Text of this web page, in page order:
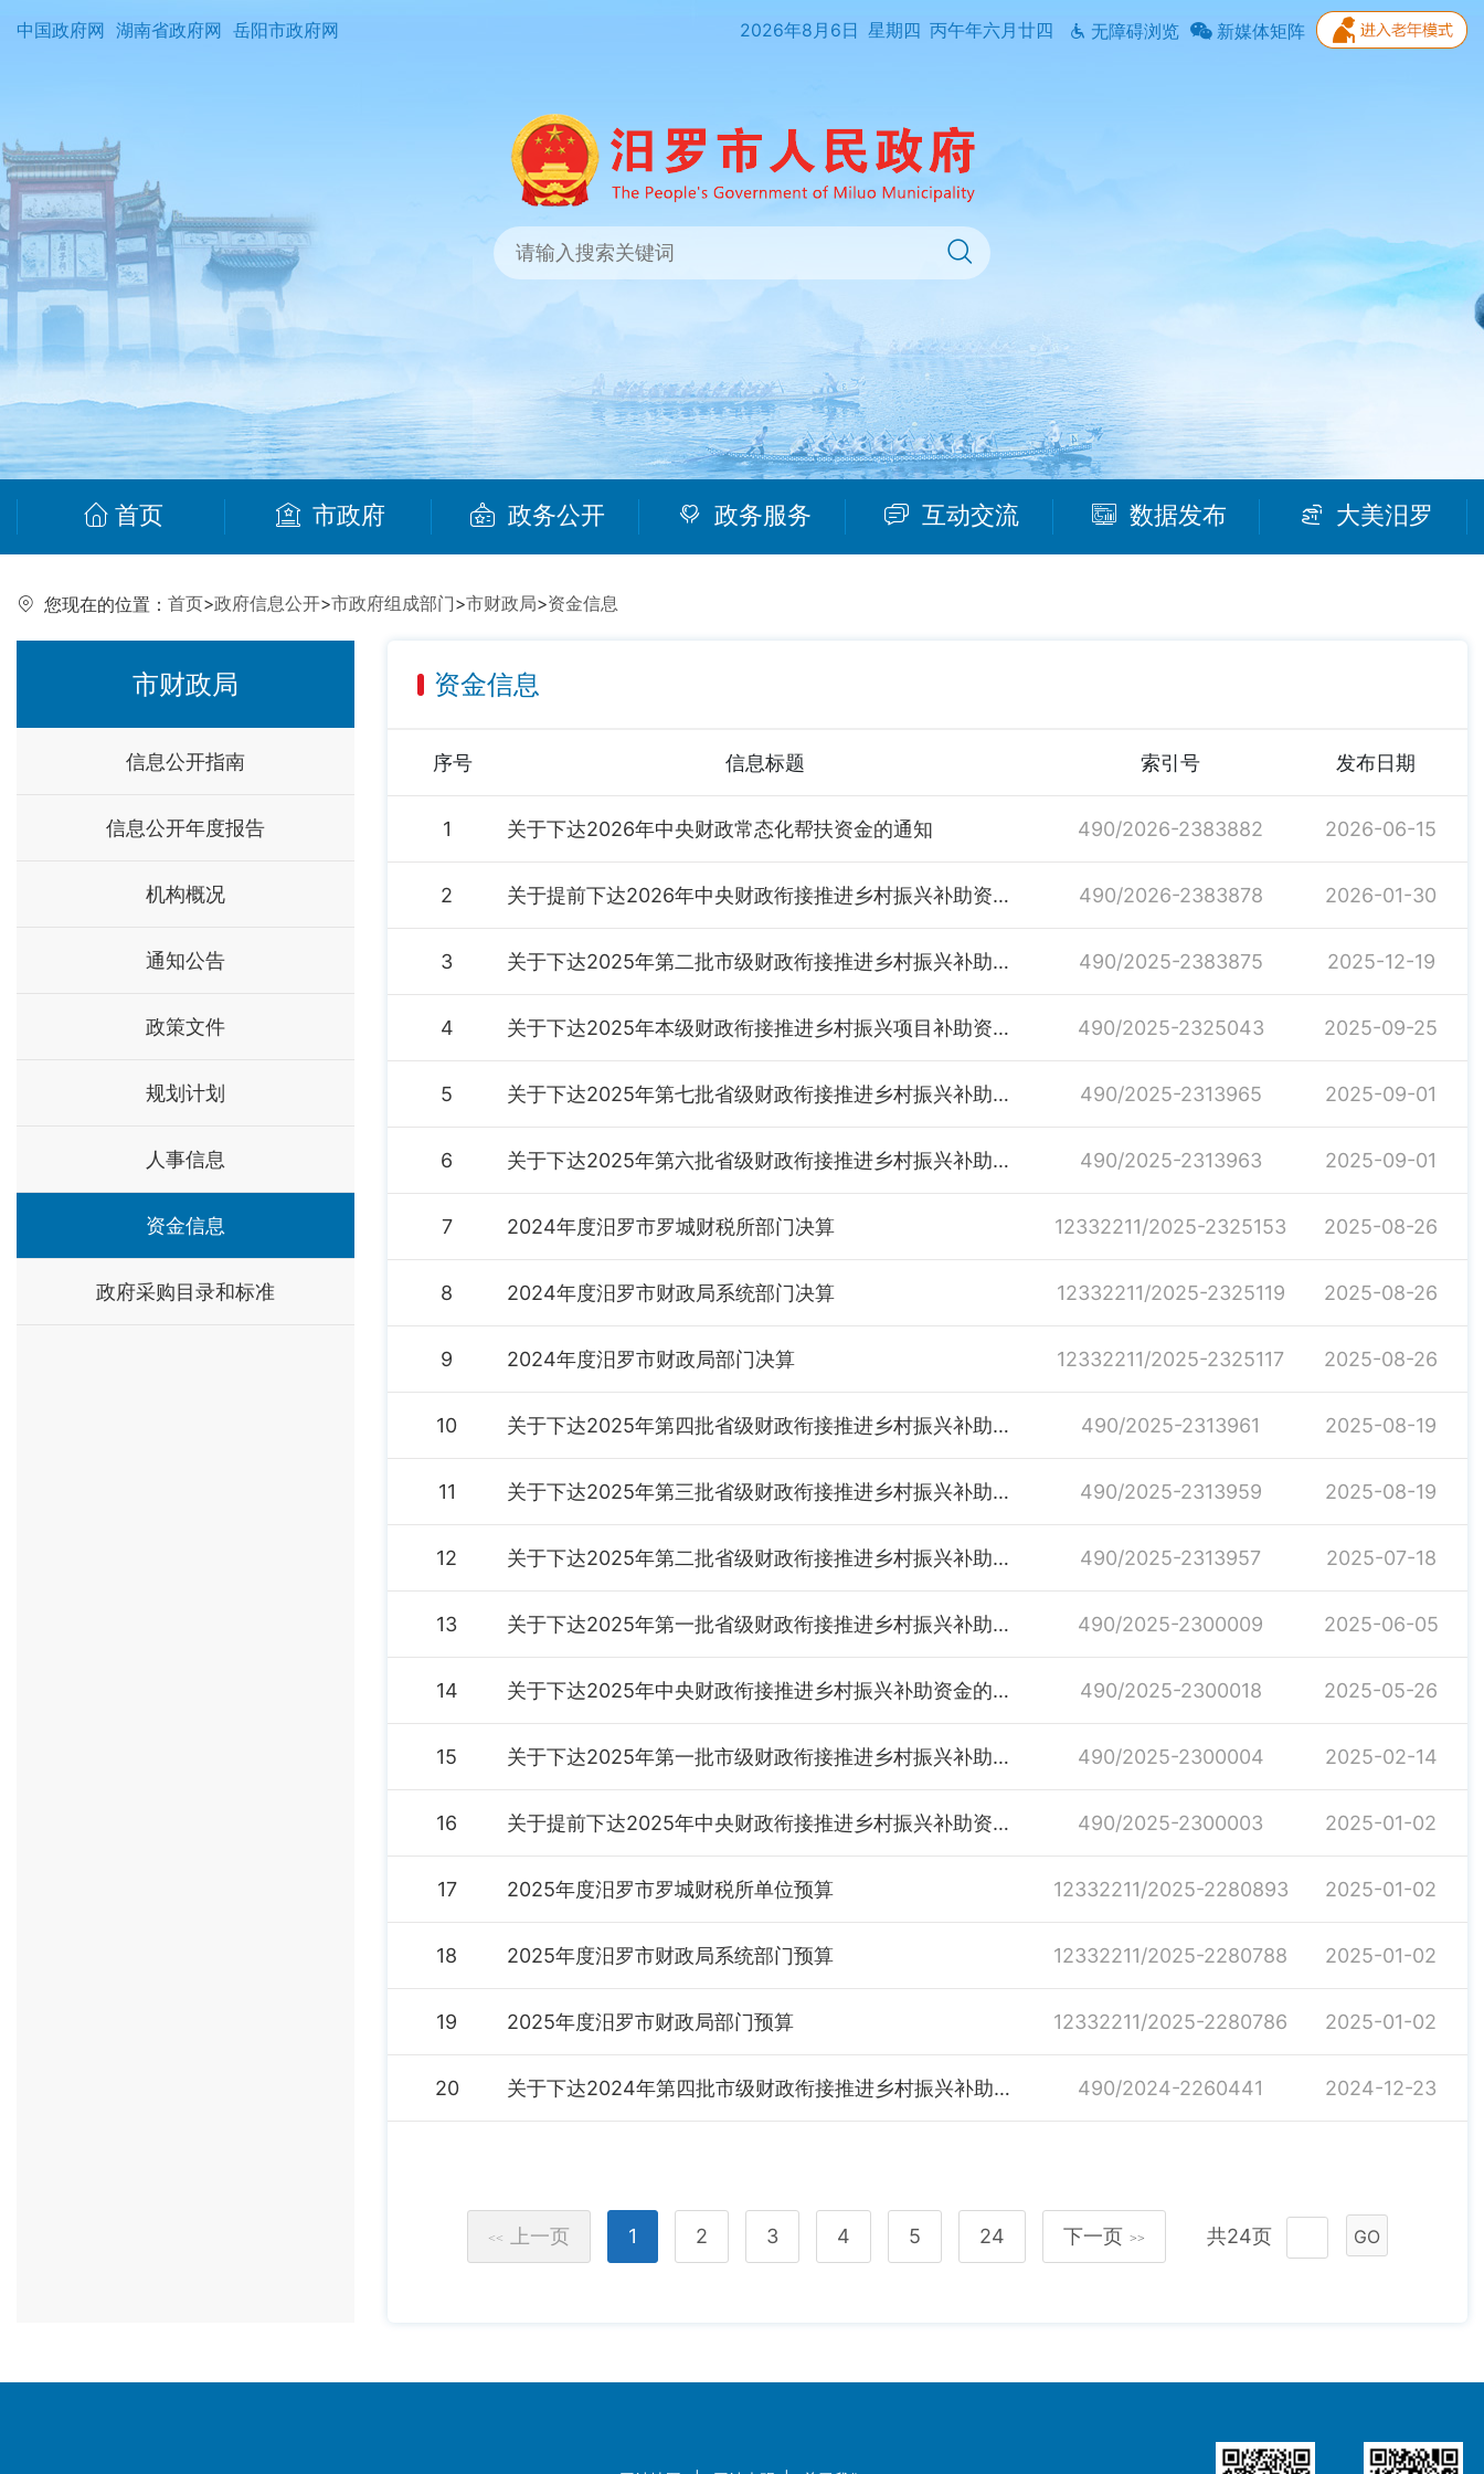
中国政府网 湖南省政府网 岳阳市政府网 2026年8月6日 星期四 丙午年六月廿四 无障碍浏览 新媒体矩阵
首页 市政府 政务公开 政务服务 互动交流 数据发布 大美汨罗
您现在的位置： 首页>政府信息公开>市政府组成部门>市财政局>资金信息
市财政局
信息公开指南
信息公开年度报告
机构概况
通知公告
政策文件
规划计划
人事信息
资金信息
政府采购目录和标准
资金信息
序号 信息标题 索引号 发布日期
1 关于下达2026年中央财政常态化帮扶资金的通知 490/2026-2383882 2026-06-15
2 关于提前下达2026年中央财政衔接推进乡村振兴补助资金的通知 490/2026-2383878 2026-01-30
3 关于下达2025年第二批市级财政衔接推进乡村振兴补助资金的通知 490/2025-2383875 2025-12-19
4 关于下达2025年本级财政衔接推进乡村振兴项目补助资金的通知 490/2025-2325043 2025-09-25
5 关于下达2025年第七批省级财政衔接推进乡村振兴补助资金的通知 490/2025-2313965 2025-09-01
6 关于下达2025年第六批省级财政衔接推进乡村振兴补助资金的通知 490/2025-2313963 2025-09-01
7 2024年度汨罗市罗城财税所部门决算 12332211/2025-2325153 2025-08-26
8 2024年度汨罗市财政局系统部门决算 12332211/2025-2325119 2025-08-26
9 2024年度汨罗市财政局部门决算 12332211/2025-2325117 2025-08-26
10 关于下达2025年第四批省级财政衔接推进乡村振兴补助资金的通知 490/2025-2313961 2025-08-19
11 关于下达2025年第三批省级财政衔接推进乡村振兴补助资金的通知 490/2025-2313959 2025-08-19
12 关于下达2025年第二批省级财政衔接推进乡村振兴补助资金的通知 490/2025-2313957 2025-07-18
13 关于下达2025年第一批省级财政衔接推进乡村振兴补助资金的通知 490/2025-2300009 2025-06-05
14 关于下达2025年中央财政衔接推进乡村振兴补助资金的通知 490/2025-2300018 2025-05-26
15 关于下达2025年第一批市级财政衔接推进乡村振兴补助资金的通知 490/2025-2300004 2025-02-14
16 关于提前下达2025年中央财政衔接推进乡村振兴补助资金的通知 490/2025-2300003 2025-01-02
17 2025年度汨罗市罗城财税所单位预算 12332211/2025-2280893 2025-01-02
18 2025年度汨罗市财政局系统部门预算 12332211/2025-2280788 2025-01-02
19 2025年度汨罗市财政局部门预算 12332211/2025-2280786 2025-01-02
20 关于下达2024年第四批市级财政衔接推进乡村振兴补助资金的通知 490/2024-2260441 2024-12-23
<< 上一页 1 2 3 4 5 24 下一页 >> 共24页 GO